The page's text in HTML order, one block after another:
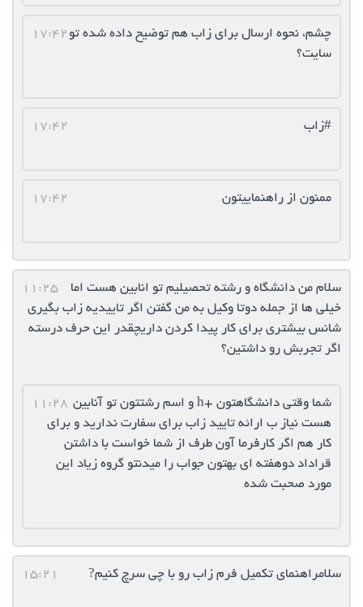
17:42 چشم، نحوه ارسال برای زاب هم توضیح داده شده تو
سایت؟
17:42 #زاب
17:42 ممنون از راهنماییتون
11:25
سلام من دانشگاه و رشته تحصيليم تو انابين هست اما
خيلي ها از جمله دوتا وكيل به من گفتن اگر تاييديه زاب بگيري
شانس بيشتري براي كار پيدا كردن داريچقدر اين حرف درسته
اگر تجربش رو داشتين؟
11:28 شما وقتی دانشگاهتون +h و اسم رشتتون تو آنابین
هست نیاز ب ارائه تایید زاب برای سفارت ندارید و برای
کار هم اگر کارفرما آون طرف از شما خواست با داشتن
قراداد دوهفته ای بهتون جواب را میدنتو گروه زیاد این
مورد صحبت شده
15:21 سلامراهنمای تکمیل فرم زاب رو با چی سرچ کنیم?